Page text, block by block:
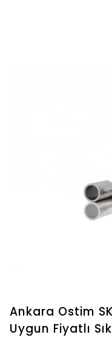
Ankara Ostim
Uygun Fiyatlı